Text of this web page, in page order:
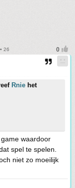
26
Rnie het
waardoor
spel te spelen.
niet zo moeilijk